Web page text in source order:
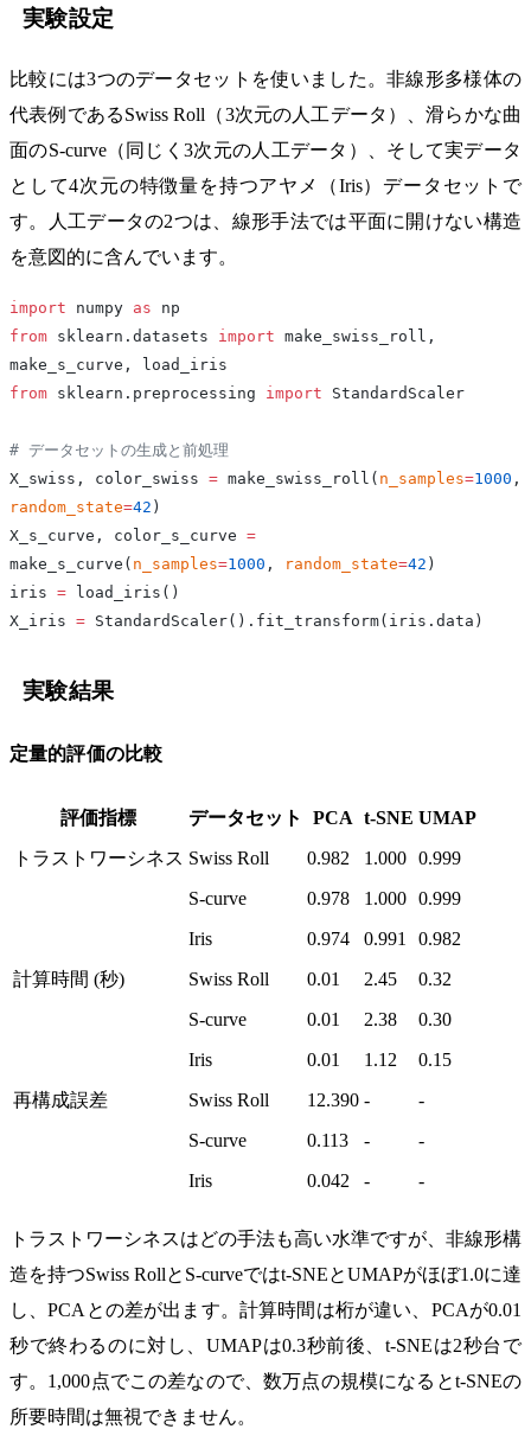
実験設定
比較には3つのデータセットを使いました。非線形多様体の
代表例であるSwiss Roll（3次元の人工データ）、滑らかな曲
面のS-curve（同じく3次元の人工データ）、そして実データ
として4次元の特徴量を持つアヤメ（Iris）データセットで
す。人工データの2つは、線形手法では平面に開けない構造
を意図的に含んでいます。
import numpy as np
from sklearn.datasets import make_swiss_roll,
make_s_curve, load_iris
from sklearn.preprocessing import StandardScaler
# データセットの生成と前処理
X_swiss, color_swiss = make_swiss_roll( n_samples=1000
random_state=42 )
X_s_curve, color_s_curve =
make_s_curve( n_samples=1000 , random_state=42 )
iris = load_iris()
X_iris = StandardScaler().fit_transform(iris.data)
実験結果
定量的評価の比較
評価指標 データセット PCA t-SNE UMAP
トラストワーシネス Swiss Roll 0.982 1.000 0.999
S-curve
0.978 1.000 0.999
Iris
0.974 0.991
0.982
計算時間 (秒)
Swiss Roll 0.01 2.45
0.32
S-curve
0.01 2.38
0.30
Iris
0.01 1.12
0.15
再構成誤差
Swiss Roll 12.390 -
-
S-curve
0.113 -
-
Iris
0.042 - -
トラストワーシネスはどの手法も高い水準ですが、非線形構
造を持つSwiss RollとS-curveではt-SNEとUMAPがほぼ1.0に達
し、PCAとの差が出ます。計算時間は桁が違い、PCAが0.01
秒で終わるのに対し、UMAPは0.3秒前後、t-SNEは2秒台で
す。1,000点でこの差なので、数万点の規模になるとt-SNEの
所要時間は無視できません。